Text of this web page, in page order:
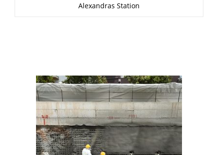
Alexandras Station